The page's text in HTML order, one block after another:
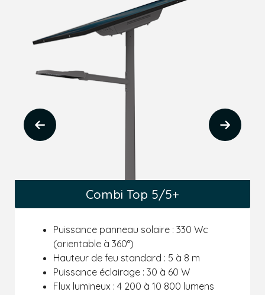
Combi Top 5/5+
Puissance panneau solaire : 330 Wc
(orientable à 360°)
Hauteur de feu standard : 5 à 8 m
Puissance éclairage : 30 à 60 W
Flux lumineux : 4 200 à 10 800 lumens